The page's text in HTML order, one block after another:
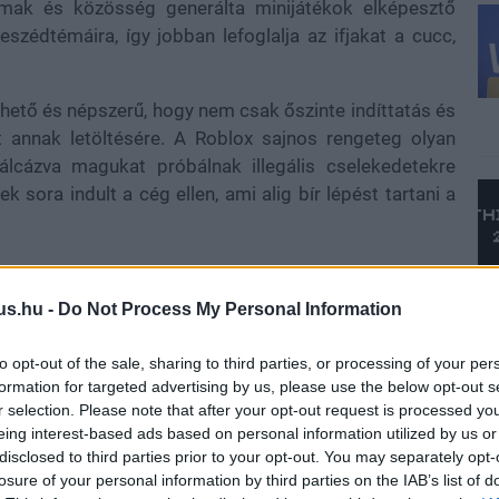
- Do Not Process My Personal Information
opt-out of the sale, sharing to third parties, or processing of your
for targeted advertising by us, please use the below opt-out
selection. Please note that after your opt-out request is processed
interest-based ads based on personal information utilized by us
to third parties prior to your opt-out. You may separately
of your personal information by third parties on the IAB’s list of
és közösség generálta minijátékok elképesztő
így jobban lefoglalja az ifjakat a cucc,
és népszerű, hogy nem csak őszinte indíttatás és
letöltésére. A Roblox sajnos rengeteg olyan
magukat próbálnak illegális cselekedetekre
sora indult a cég ellen, ami alig bír lépést tartani a
személy kihasználja a Roblox gyerekeit, akkor nem
Márpedig a
pedig hamar nyomozás lett, ami a magyar
fel is göngyölítette a dolgot, és körbe is járta a
gyümölcsétől, így azt javasolnánk nektek,